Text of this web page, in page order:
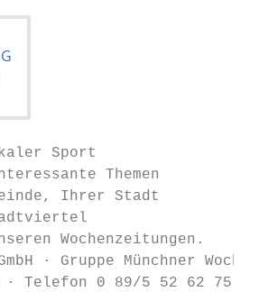
Sport
Themen
Ihrer Stadt
Wochenzeitungen.
· Gruppe Münchner
· Telefon 0 89/5 52 62 75-0